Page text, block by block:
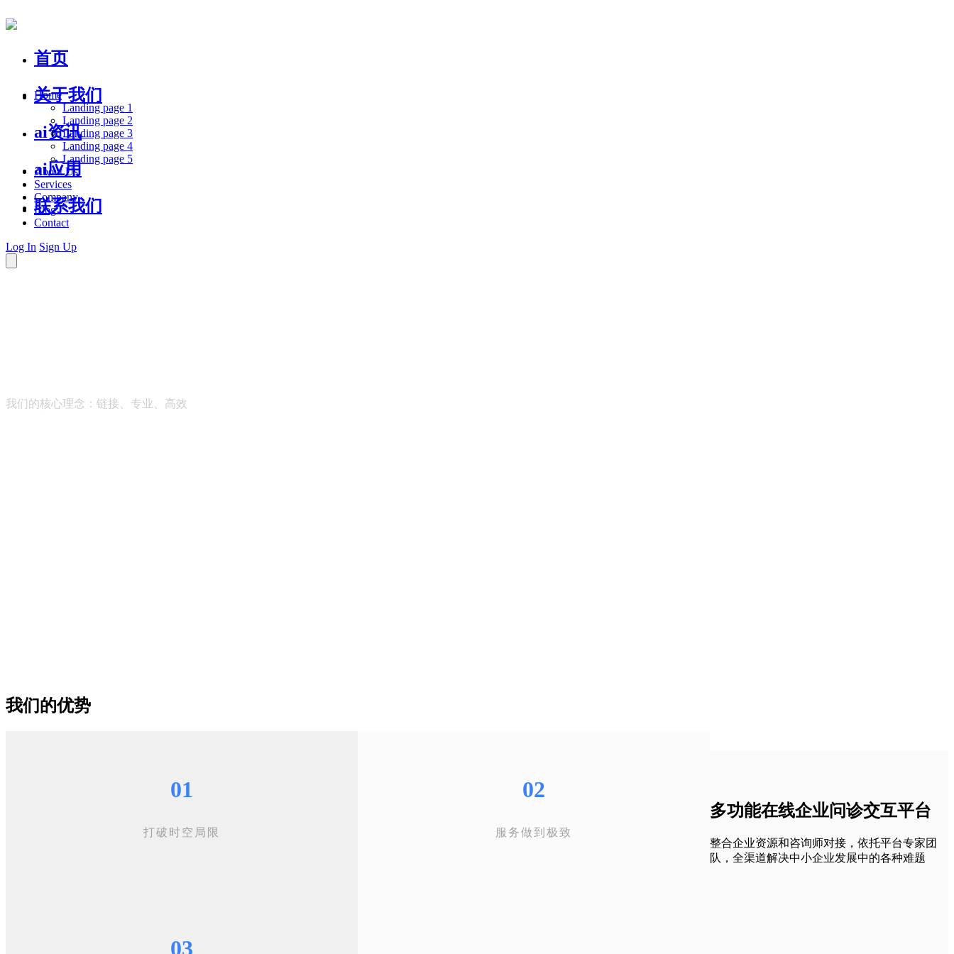
首页
关于我们
ai资讯
ai应用
联系我们
Home
Landing page 1
Landing page 2
Landing page 3
Landing page 4
Landing page 5
About Us
Services
Company
Blog
Contact
Log In Sign Up
我们的核心理念： 链接、专业、高效
我们的优势
01
打破时空局限
02
服务做到极致
03
多功能在线企业问诊交互平台
整合企业资源和咨询师对接，依托平台专家团
队，全渠道解决中小企业发展中的各种难题